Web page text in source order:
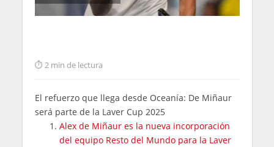
2 min de lectura
El refuerzo que llega desde Oceanía: De Miñaur
será parte de la Laver Cup 2025
Alex de Miñaur es la nueva incorporación
del equipo Resto del Mundo para la Laver